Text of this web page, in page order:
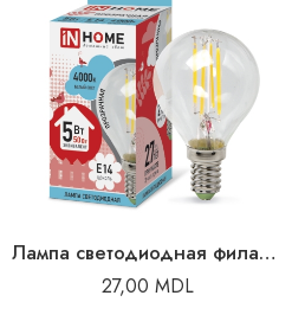
Лампа светодиодная филаментная 5 В 4000K E14 Г45
27,00 MDL